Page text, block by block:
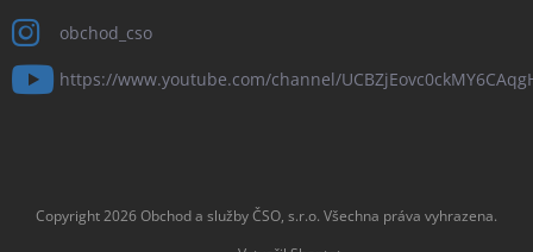
obchod_cso
https://www.youtube.com/channel/
Copyright 2026Obchod a služby ČSO, s.r.o. Všechna práva vyhrazena.